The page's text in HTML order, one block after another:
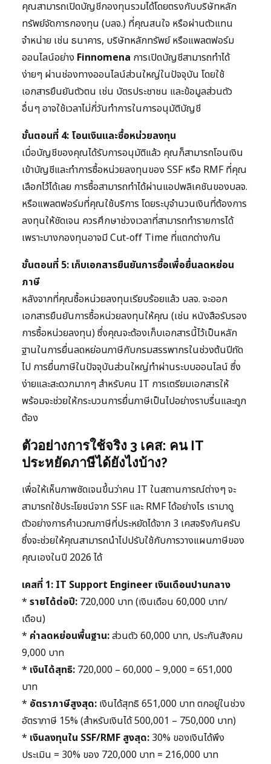
คุณสามารถเปิดบัญชีกองทุนรวมได้โดยตรงกับบริษัทหลัก
ทรัพย์จัดการกองทุน (บลจ.) ที่คุณสนใจ หรือผ่านตัวแทน
จำหน่าย เช่น ธนาคาร, บริษัทหลักทรัพย์ หรือแพลตฟอร์ม
ออนไลน์อย่าง Finnomena การเปิดบัญชีสามารถทำได้
ง่ายๆ ผ่านช่องทางออนไลน์ส่วนใหญ่ในปัจจุบัน โดยใช้
เอกสารยืนยันตัวตน เช่น บัตรประชาชน และข้อมูลส่วนตัว
อื่นๆ อาจใช้เวลาไม่กี่วันทำการในการอนุมัติบัญชี
ขั้นตอนที่ 4: โอนเงินและซื้อหน่วยลงทุน
เมื่อบัญชีของคุณได้รับการอนุมัติแล้ว คุณก็สามารถโอนเงิน
เข้าบัญชีและทำการซื้อหน่วยลงทุนของ SSF หรือ RMF ที่คุณ
เลือกไว้ได้เลย การซื้อสามารถทำได้ผ่านแอปพลิเคชันของบลจ.
หรือแพลตฟอร์มที่คุณใช้บริการ โดยระบุจำนวนเงินที่ต้องการ
ลงทุนให้ชัดเจน ควรศึกษาช่วงเวลาที่สามารถทำรายการได้
เพราะบางกองทุนอาจมี Cut-off Time ที่แตกต่างกัน
ขั้นตอนที่ 5: เก็บเอกสารยืนยันการซื้อเพื่อยื่นลดหย่อน
ภาษี
หลังจากที่คุณซื้อหน่วยลงทุนเรียบร้อยแล้ว บลจ. จะออก
เอกสารยืนยันการซื้อหน่วยลงทุนให้คุณ (เช่น หนังสือรับรอง
การซื้อหน่วยลงทุน) ซึ่งคุณจะต้องเก็บเอกสารนี้ไว้เป็นหลัก
ฐานในการยื่นลดหย่อนภาษีกับกรมสรรพากรในช่วงต้นปีถัด
ไป การยื่นภาษีในปัจจุบันส่วนใหญ่ทำผ่านระบบออนไลน์ ซึ่ง
ง่ายและสะดวกมากๆ สำหรับคน IT การเตรียมเอกสารให้
พร้อมจะช่วยให้กระบวนการยื่นภาษีเป็นไปอย่างราบรื่นและถูก
ต้อง
ตัวอย่างการใช้จริง 3 เคส: คน IT
ประหยัดภาษีได้ยังไงบ้าง?
เพื่อให้เห็นภาพชัดเจนขึ้นว่าคน IT ในสถานการณ์ต่างๆ จะ
สามารถใช้ประโยชน์จาก SSF และ RMF ได้อย่างไร เรามาดู
ตัวอย่างการคำนวณภาษีที่ประหยัดได้จาก 3 เคสจริงกันครับ
ซึ่งจะช่วยให้คุณสามารถนำไปปรับใช้กับการวางแผนภาษีของ
คุณเองในปี 2026 ได้
เคสที่ 1: IT Support Engineer เงินเดือนปานกลาง
* รายได้ต่อปี: 720,000 บาท (เงินเดือน 60,000 บาท/
เดือน)
* ค่าลดหย่อนพื้นฐาน:ส่วนตัว 60,000 บาท, ประกันสังคม
9,000 บาท
* เงินได้สุทธิ: 720,000 – 60,000 – 9,000 = 651,000
บาท
* อัตราภาษีสูงสุด: เงินได้สุทธิ 651,000 บาท ตกอยู่ในช่วง
อัตราภาษี 15% (สำหรับเงินได้ 500,001 – 750,000 บาท)
* เงินลงทุนใน SSF/RMF สูงสุด: 30% ของเงินได้พึง
ประเมิน = 30% ของ 720,000 บาท = 216,000 บาท